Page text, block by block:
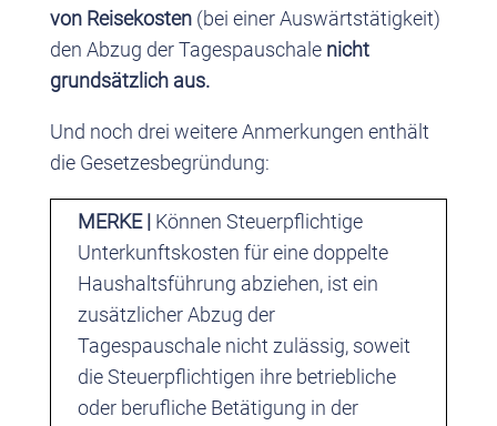
von Reisekosten(bei einer Auswärtstätigkeit)
den Abzug der Tagespauschale nicht
grundsätzlich aus.
Und noch drei weitere Anmerkungen enthält
die Gesetzesbegründung:
MERKE | Können Steuerpflichtige
Unterkunftskosten für eine doppelte
Haushaltsführung abziehen, ist ein
zusätzlicher Abzug der
Tagespauschale nicht zulässig, soweit
die Steuerpflichtigen ihre betriebliche
oder berufliche Betätigung in der